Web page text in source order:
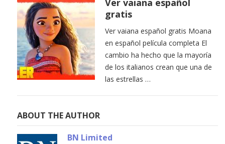
Ver vaiana español
gratis
Ver vaiana español gratis Moana
en español película completa El
cambio ha hecho que la mayoría
de los italianos crean que una de
las estrellas …
ABOUT THE AUTHOR
BN Limited